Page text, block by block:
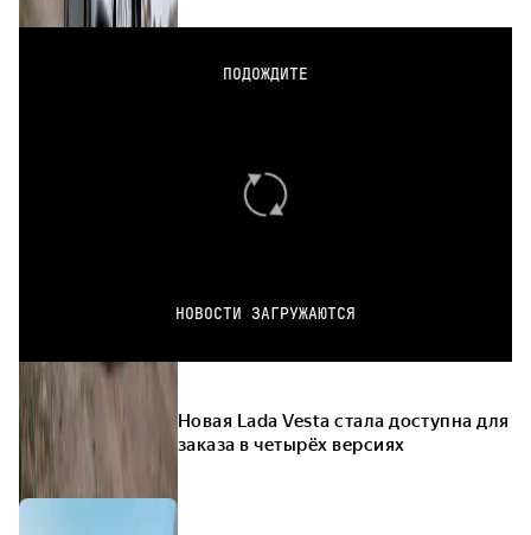
ПОДОЖДИТЕ
НОВОСТИ ЗАГРУЖАЮТСЯ
Новая Lada Vesta стала доступна для
заказа в четырёх версиях